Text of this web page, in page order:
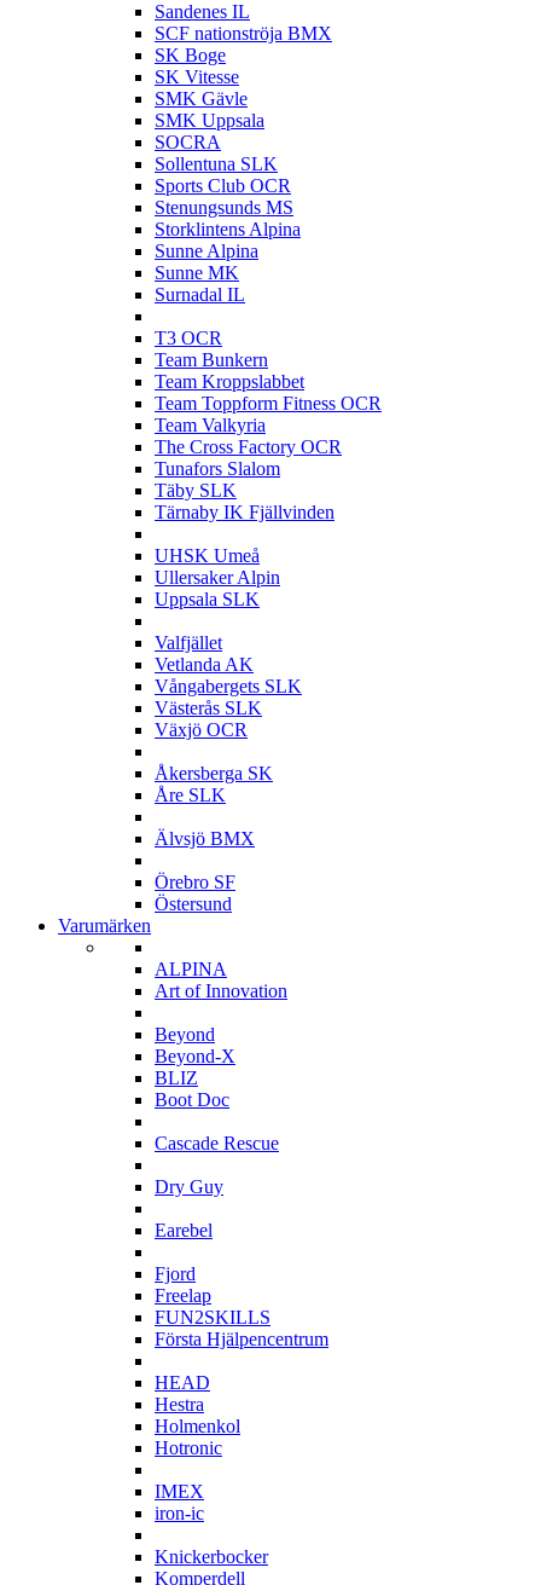
Sandenes IL
SCF nationströja BMX
SK Boge
SK Vitesse
SMK Gävle
SMK Uppsala
SOCRA
Sollentuna SLK
Sports Club OCR
Stenungsunds MS
Storklintens Alpina
Sunne Alpina
Sunne MK
Surnadal IL
T3 OCR
Team Bunkern
Team Kroppslabbet
Team Toppform Fitness OCR
Team Valkyria
The Cross Factory OCR
Tunafors Slalom
Täby SLK
Tärnaby IK Fjällvinden
UHSK Umeå
Ullersaker Alpin
Uppsala SLK
Valfjället
Vetlanda AK
Vångabergets SLK
Västerås SLK
Växjö OCR
Åkersberga SK
Åre SLK
Älvsjö BMX
Örebro SF
Östersund
Varumärken
ALPINA
Art of Innovation
Beyond
Beyond-X
BLIZ
Boot Doc
Cascade Rescue
Dry Guy
Earebel
Fjord
Freelap
FUN2SKILLS
Första Hjälpencentrum
HEAD
Hestra
Holmenkol
Hotronic
IMEX
iron-ic
Knickerbocker
Komperdell